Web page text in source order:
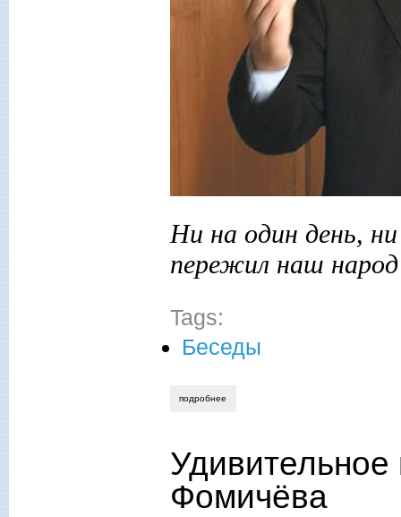
Ни на один день,
пережил наш народ
Tags:
Беседы
подробнее
Фомичёва